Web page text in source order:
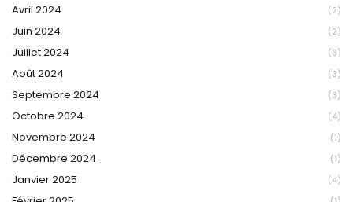
Avril 2024 (2)
Juin 2024 (2)
Juillet 2024 (3)
Août 2024 (3)
Septembre 2024 (3)
Octobre 2024 (4)
Novembre 2024 (1)
Décembre 2024 (1)
Janvier 2025 (4)